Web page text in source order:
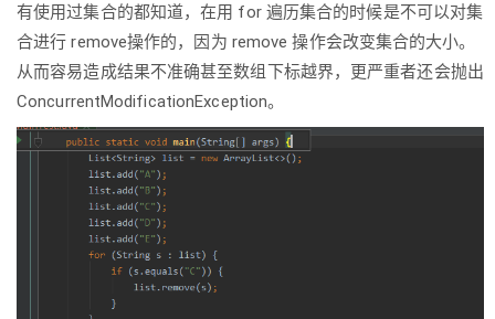
有使用过集合的都知道，在用 for 遍历集合的时候是不可以对集
合进行 remove操作的，因为 remove 操作会改变集合的大小。
从而容易造成结果不准确甚至数组下标越界，更严重者还会抛出
ConcurrentModificationException。